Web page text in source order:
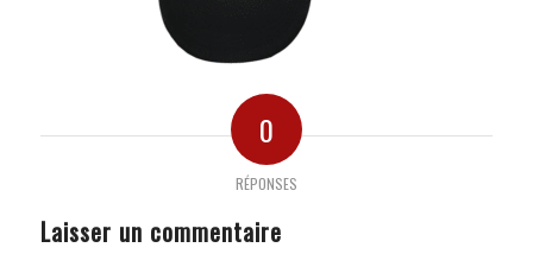
0
RÉPONSES
Laisser un commentaire